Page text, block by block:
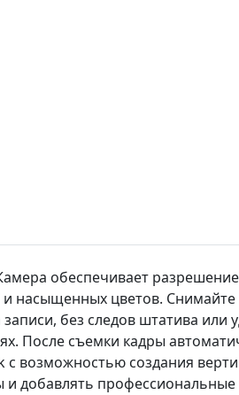
обеспечивает
насыщенных цветов.
без следов штатива или
После съемки кадры
возможностью создания
добавлять